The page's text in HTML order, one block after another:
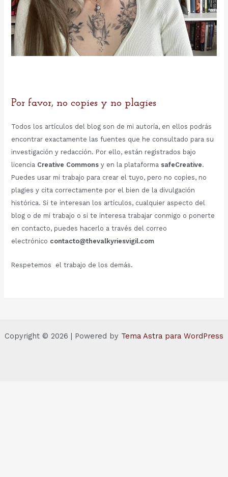
Por favor, no copies y no plagies
Todos los artículos del blog son de mi autoría, en ellos podrás
encontrar exactamente las fuentes que he consultado para su
investigación y redacción. Por ello, están registrados bajo
licencia Creative Commonsy en la plataforma safeCreative.
Puedes usar mi trabajo para crear el tuyo, pero no copies, no
plagies y cita correctamente por el bien de la divulgación
histórica. Si te interesan los artículos, cualquier aspecto del
blog o de mi trabajo o si te interesa trabajar conmigo o ponerte
en contacto, puedes hacerlo a través del correo
electrónico contacto@thevalkyriesvigil.com
Respetemos el trabajo de los demás.
Copyright © 2026 | Powered by Tema Astra para WordPress